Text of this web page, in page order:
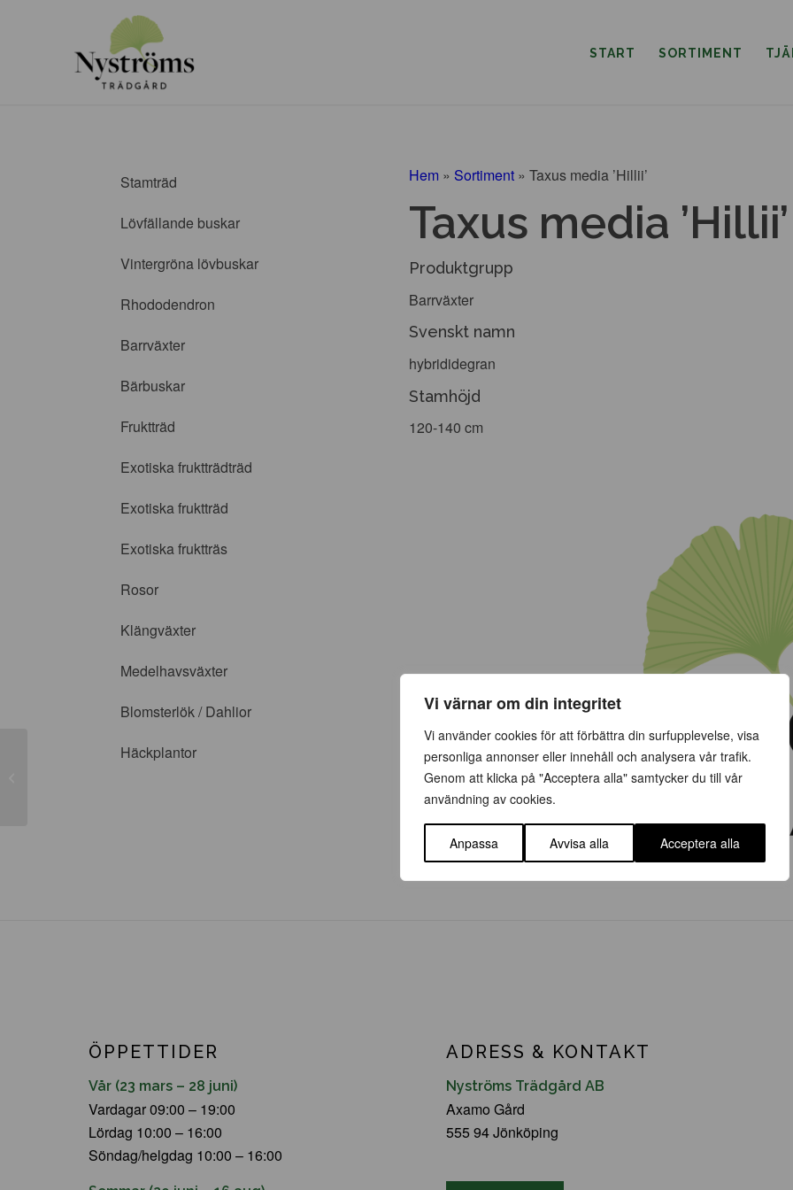
Vi värnar om din integritet
Vi använder cookies för att förbättra din surfupplevelse, visa
personliga annonser eller innehåll och analysera vår trafik.
Genom att klicka på "Acceptera alla" samtycker du till vår
användning av cookies.
Anpassa Avvisa alla Acceptera alla
START SORTIMENT
Stamträd
Lövfällande buskar
Vintergröna lövbuskar
Rhododendron
Barrväxter
Bärbuskar
Fruktträd
Exotiska fruktträdträd
Exotiska fruktträd
Exotiska fruktträs
Rosor
Klängväxter
Medelhavsväxter
Blomsterlök / Dahlior
Häckplantor
Hem » Sortiment » Taxus media ’Hillii’
Taxus media ’Hillii’
Produktgrupp
Barrväxter
Svenskt namn
hybrididegran
Stamhöjd
120-140 cm
ÖPPETTIDER
Vår (23 mars – 28 juni)
Vardagar 09:00 – 19:00
Lördag 10:00 – 16:00
Söndag/helgdag 10:00 – 16:00
ADRESS & KONTAKT
Nyströms Trädgård AB
Axamo Gård
555 94 Jönköping